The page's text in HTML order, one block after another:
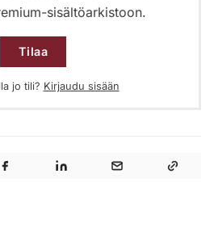
sisältöarkistoon.
Tilaa
jo tili? Kirjaudu sisään